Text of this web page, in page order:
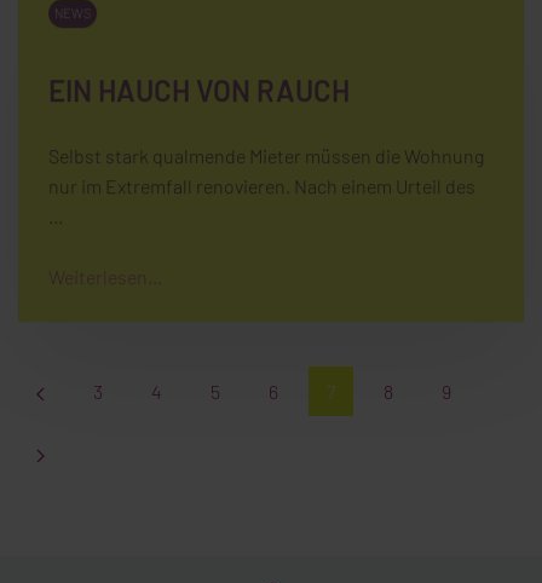
NEWS
EIN HAUCH VON RAUCH
Selbst stark qualmende Mieter müssen die Wohnung
nur im Extremfall renovieren. Nach einem Urteil des
Weiterlesen...
3 4 5 6 7 8 9